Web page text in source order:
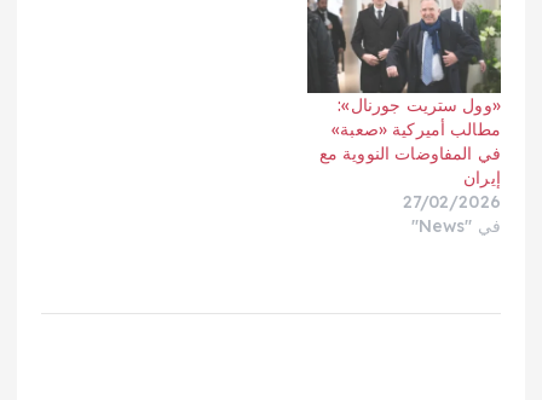
«وول ستريت جورنال»:
مطالب أميركية «صعبة»
في المفاوضات النووية مع
إيران
27/02/2026
في "News"